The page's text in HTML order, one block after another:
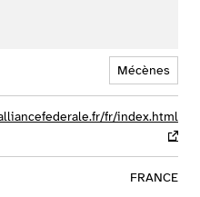
Mécènes
fr/index.html
- lien
FRANCE